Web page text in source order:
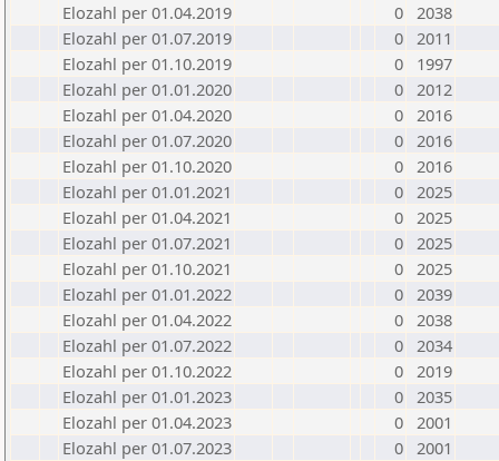
Elozahl per 01.04.2019
0 2038
Elozahl per 01.07.2019
0 2011
Elozahl per 01.10.2019
0
1997
Elozahl per 01.01.2020
0 2012
Elozahl per 01.04.2020
0 2016
Elozahl per 01.07.2020
0 2016
Elozahl per 01.10.2020
0 2016
Elozahl per 01.01.2021
0 2025
Elozahl per 01.04.2021
0 2025
Elozahl per 01.07.2021
0 2025
Elozahl per 01.10.2021
0 2025
Elozahl per 01.01.2022
0 2039
Elozahl per 01.04.2022
0 2038
Elozahl per 01.07.2022
0 2034
Elozahl per 01.10.2022
0 2019
Elozahl per 01.01.2023
0 2035
Elozahl per 01.04.2023
0 2001
Elozahl per 01.07.2023
0 2001